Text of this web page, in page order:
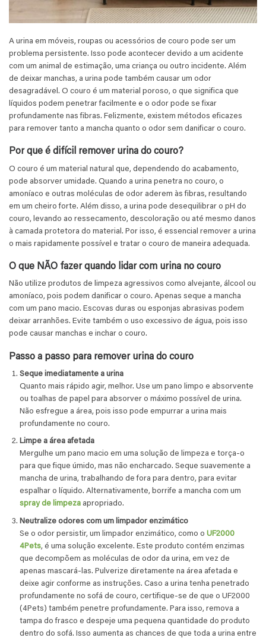
A urina em móveis, roupas ou acessórios de couro pode ser um
problema persistente. Isso pode acontecer devido a um acidente
com um animal de estimação, uma criança ou outro incidente. Além
de deixar manchas, a urina pode também causar um odor
desagradável. O couro é um material poroso, o que significa que
líquidos podem penetrar facilmente e o odor pode se fixar
profundamente nas fibras. Felizmente, existem métodos eficazes
para remover tanto a mancha quanto o odor sem danificar o couro.
Por que é difícil remover urina do couro?
O couro é um material natural que, dependendo do acabamento,
pode absorver umidade. Quando a urina penetra no couro, o
amoníaco e outras moléculas de odor aderem às fibras, resultando
em um cheiro forte. Além disso, a urina pode desequilibrar o pH do
couro, levando ao ressecamento, descoloração ou até mesmo danos
à camada protetora do material. Por isso, é essencial remover a urina
o mais rapidamente possível e tratar o couro de maneira adequada.
O que NÃO fazer quando lidar com urina no couro
Não utilize produtos de limpeza agressivos como alvejante, álcool ou
amoníaco, pois podem danificar o couro. Apenas seque a mancha
com um pano macio. Escovas duras ou esponjas abrasivas podem
deixar arranhões. Evite também o uso excessivo de água, pois isso
pode causar manchas e inchar o couro.
Passo a passo para remover urina do couro
Seque imediatamente a urina
Quanto mais rápido agir, melhor. Use um pano limpo e absorvente
ou toalhas de papel para absorver o máximo possível de urina.
Não esfregue a área, pois isso pode empurrar a urina mais
profundamente no couro.
Limpe a área afetada
Mergulhe um pano macio em uma solução de limpeza e torça-o
para que fique úmido, mas não encharcado. Seque suavemente a
mancha de urina, trabalhando de fora para dentro, para evitar
espalhar o líquido. Alternativamente, borrife a mancha com um
spray de limpezaapropriado.
Neutralize odores com um limpador enzimático
Se o odor persistir, um limpador enzimático, como o UF2000
4Pets, é uma solução excelente. Este produto contém enzimas
que decompõem as moléculas de odor da urina, em vez de
apenas mascará-las. Pulverize diretamente na área afetada e
deixe agir conforme as instruções. Caso a urina tenha penetrado
profundamente no sofá de couro, certifique-se de que o UF2000
(4Pets) também penetre profundamente. Para isso, remova a
tampa do frasco e despeje uma pequena quantidade do produto
dentro do sofá. Isso aumenta as chances de que toda a urina entre